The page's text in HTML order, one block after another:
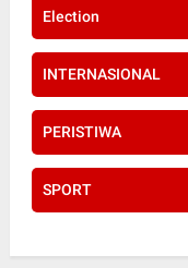
Election
INTERNASIONAL
PERISTIWA
SPORT